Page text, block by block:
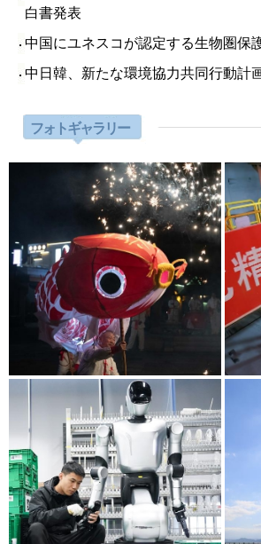
白書発表
中国にユネスコが認定する生物圏保
中日韓、新たな環境協力共同行動計
フォトギャラリー
雅な趣きを受け継ぐ「魚灯」、徽州を鮮やか
に照らす